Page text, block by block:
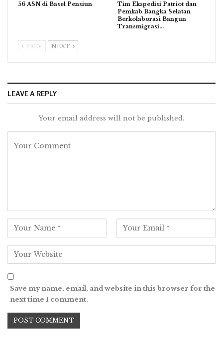
56 ASN di Basel Pensiun
Tim Ekspedisi Patriot dan
Pemkab Bangka Selatan
Berkolaborasi Bangun
Transmigrasi…
PREV NEXT
LEAVE A REPLY
Your email address will not be published.
Save my name, email, and website in this browser for the
next time I comment.